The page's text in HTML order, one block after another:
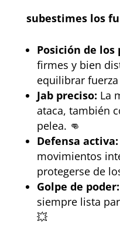
subestimes los
Posición de los
firmes y bien
equilibrar
Jab preciso: La
ataca, también
pelea. 👊
Defensa activa:
movimientos
protegerse de
Golpe de poder:
siempre lista
💥